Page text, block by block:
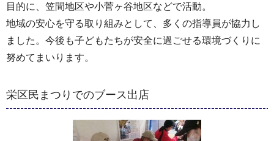
目的に、笠間地区や小菅ヶ谷地区などで活動。
地域の安心を守る取り組みとして、多くの指導員が協力し
ました。今後も子どもたちが安全に過ごせる環境づくりに
努めてまいります。
栄区民まつりでのブース出店